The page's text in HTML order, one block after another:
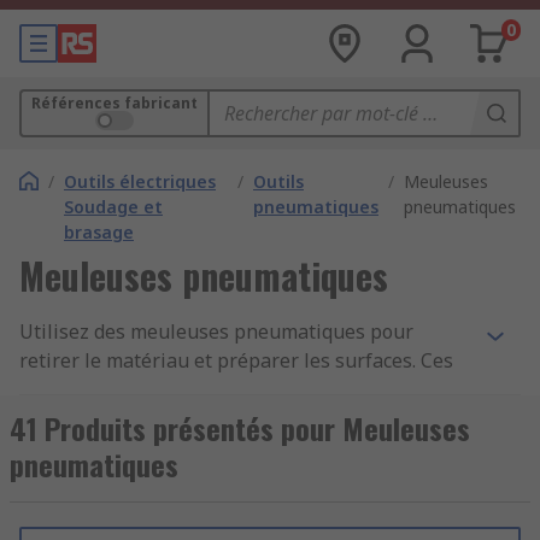
0
Références fabricant
/ Outils électriques
Soudage et
brasage
/ Outils
pneumatiques
/ Meuleuses
pneumatiques
Meuleuses pneumatiques
Utilisez des meuleuses pneumatiques pour
retirer le matériau et préparer les surfaces. Ces
portables alimentés par un compresseur d'air.
Les utiliser dans les applications telles que le
meulage, le ponçage, le polissage ou le rodage de
également le plastique ou le bois). Notre gamme
41 Produits présentés pour Meuleuses
pneumatiques